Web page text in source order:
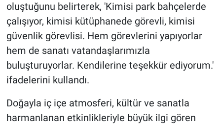
oluştuğunu belirterek, 'Kimisi park bahçelerde
çalışıyor, kimisi kütüphanede görevli, kimisi
güvenlik görevlisi. Hem görevlerini yapıyorlar
hem de sanatı vatandaşlarımızla
buluşturuyorlar. Kendilerine teşekkür ediyorum.'
ifadelerini kullandı.
Doğayla iç içe atmosferi, kültür ve sanatla
harmanlanan etkinlikleriyle büyük ilgi gören